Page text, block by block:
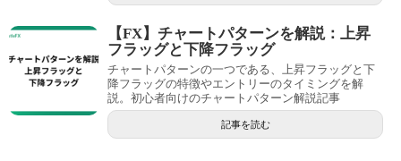
【FX】チャートパターンを解説：上昇
フラッグと下降フラッグ
チャートパターンの一つである、上昇フラッグと下
降フラッグの特徴やエントリーのタイミングを解
説。初心者向けのチャートパターン解説記事
記事を読む